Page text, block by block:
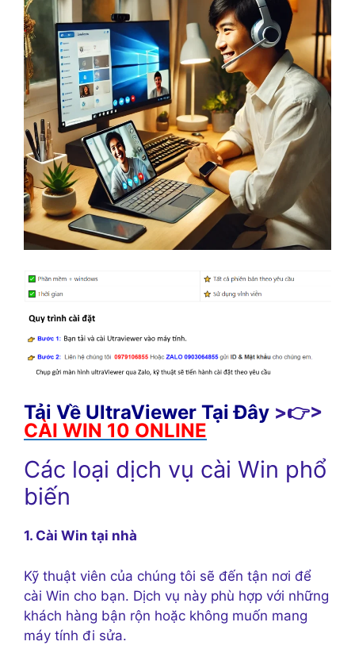
Tải Về UltraViewer Tại Đây >👉>
CÀI WIN 10 ONLINE
Các loại dịch vụ cài Win phổ
biến
1. Cài Win tại nhà
Kỹ thuật viên của chúng tôi sẽ đến tận nơi để
cài Win cho bạn. Dịch vụ này phù hợp với những
khách hàng bận rộn hoặc không muốn mang
máy tính đi sửa.